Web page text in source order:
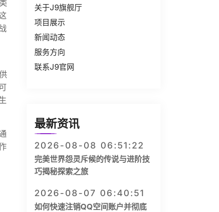
关于J9旗舰厅
项目展示
新闻动态
服务方向
联系J9官网
最新资讯
2026-08-08 06:51:22
完美世界怨灵斥候的传说与进阶技
巧揭秘探索之旅
2026-08-07 06:40:51
如何快速注销QQ空间账户并彻底